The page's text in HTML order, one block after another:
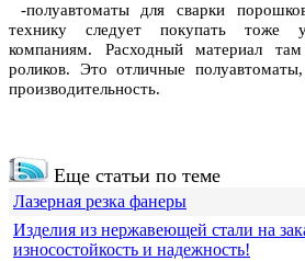
-полуавтоматы для сварки
технику следует покупать тоже
компаниям. Расходный материал
роликов. Это отличные
производительность.
Еще статьи по теме
Лазерная резка фанеры
Изделия из нержавеющей стали на
износостойкость и надежность!